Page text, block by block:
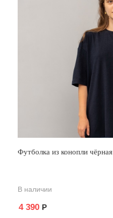
Футболка из конопли чёрная
В наличии
4 390 Р